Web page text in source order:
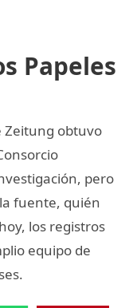
Papeles
Zeitung obtuvo
pero
fuente, quién
los registros
equipo de